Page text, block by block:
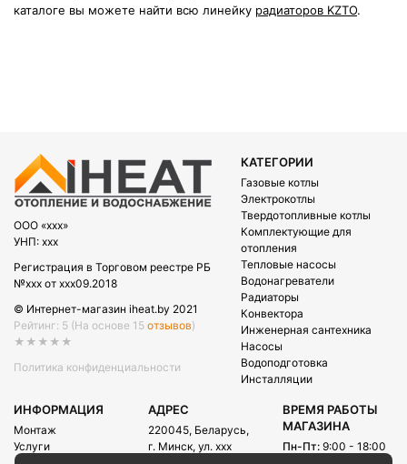
каталоге вы можете найти всю линейку радиаторов KZTO.
OOO «xxx»
УНП: xxx
Регистрация в Торговом реестре РБ
№xxx от xxx09.2018
© Интернет-магазин iheat.by 2021
Рейтинг: 5 (На основе 15 отзывов)
★★★★★
Политика конфиденциальности
КАТЕГОРИИ
Газовые котлы
Электрокотлы
Твердотопливные котлы
Комплектующие для
отопления
Тепловые насосы
Водонагреватели
Радиаторы
Конвектора
Инженерная сантехника
Насосы
Водоподготовка
Инсталляции
ИНФОРМАЦИЯ
Монтаж
Услуги
АДРЕС
220045, Беларусь,
г. Минск, ул. xxx
ВРЕМЯ РАБОТЫ
МАГАЗИНА
Пн-Пт: 9:00 - 18:00